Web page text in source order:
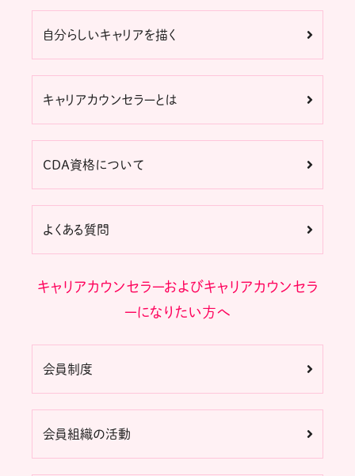
自分らしいキャリアを描く
キャリアカウンセラーとは
CDA資格について
よくある質問
キャリアカウンセラーおよびキャリアカウンセラ
ーになりたい方へ
会員制度
会員組織の活動